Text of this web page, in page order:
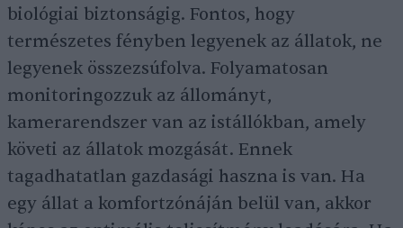
biológiai biztonságig. Fontos, hogy
természetes fényben legyenek az állatok, ne
legyenek összezsúfolva. Folyamatosan
monitoringozzuk az állományt,
kamerarendszer van az istállókban, amely
követi az állatok mozgását. Ennek
tagadhatatlan gazdasági haszna is van. Ha
egy állat a komfortzónáján belül van, akkor